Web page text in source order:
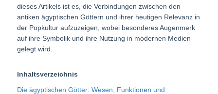
dieses Artikels ist es, die Verbindungen zwischen den
antiken ägyptischen Göttern und ihrer heutigen Relevanz in
der Popkultur aufzuzeigen, wobei besonderes Augenmerk
auf ihre Symbolik und ihre Nutzung in modernen Medien
gelegt wird.
Inhaltsverzeichnis
Die ägyptischen Götter: Wesen, Funktionen und